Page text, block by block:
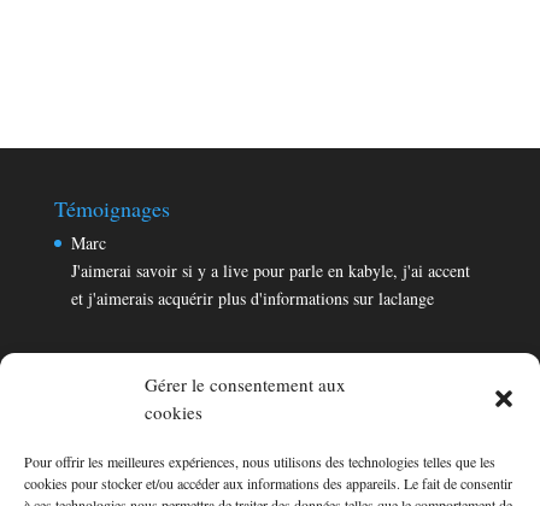
Gérer le consentement aux
cookies
Pour offrir les meilleures expériences, nous utilisons des technologies telles que les
cookies pour stocker et/ou accéder aux informations des appareils. Le fait de consentir
Témoignages
Marc
J'aimerai savoir si y a live pour parle en kabyle, j'ai accent
et j'aimerais acquérir plus d'informations sur laclange
Témoignages